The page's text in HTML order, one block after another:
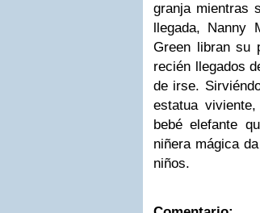
granja mientras
llegada,
Green libran su
recién llegados
de irse.
estatua
bebé elefante
niñera mágica
niños.